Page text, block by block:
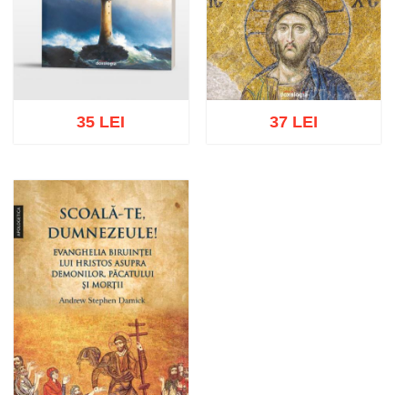
Adaugă în coș Wishlist
35 LEI 37 LEI